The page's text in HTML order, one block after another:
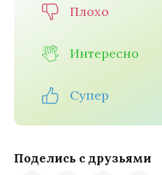
Плохо
Интересно
Супер
Поделись с друзьями